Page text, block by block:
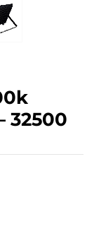
32500